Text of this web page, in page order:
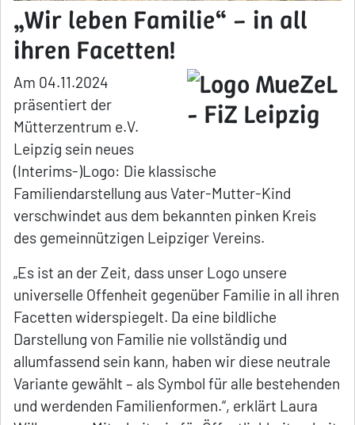
„Wir leben Familie“ – in all
ihren Facetten!
Am 04.11.2024
präsentiert der
Mütterzentrum e.V.
Leipzig sein neues
(Interims-)Logo: Die klassische
Familiendarstellung aus Vater-Mutter-Kind
verschwindet aus dem bekannten pinken Kreis
des gemeinnützigen Leipziger Vereins.
„Es ist an der Zeit, dass unser Logo unsere
universelle Offenheit gegenüber Familie in all ihren
Facetten widerspiegelt. Da eine bildliche
Darstellung von Familie nie vollständig und
allumfassend sein kann, haben wir diese neutrale
Variante gewählt – als Symbol für alle bestehenden
und werdenden Familienformen.“, erklärt Laura